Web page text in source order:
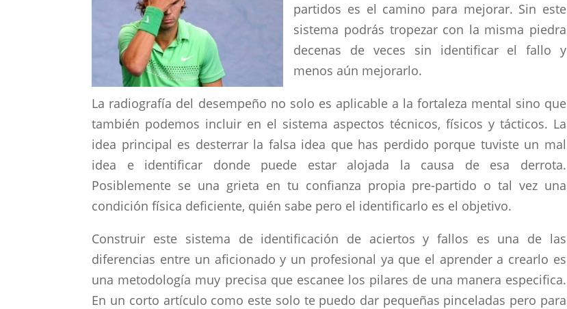
partidos es el camino para mejorar. Sin este
sistema podrás tropezar con la misma piedra
decenas de veces sin identificar el fallo y
menos aún mejorarlo.
La radiografía del desempeño no solo es aplicable a la fortaleza mental sino que
también podemos incluir en el sistema aspectos técnicos, físicos y tácticos. La
idea principal es desterrar la falsa idea que has perdido porque tuviste un mal
idea e identificar donde puede estar alojada la causa de esa derrota.
Posiblemente se una grieta en tu confianza propia pre-partido o tal vez una
condición física deficiente, quién sabe pero el identificarlo es el objetivo.
Construir este sistema de identificación de aciertos y fallos es una de las
diferencias entre un aficionado y un profesional ya que el aprender a crearlo es
una metodología muy precisa que escanee los pilares de una manera especifica.
En un corto artículo como este solo te puedo dar pequeñas pinceladas pero para